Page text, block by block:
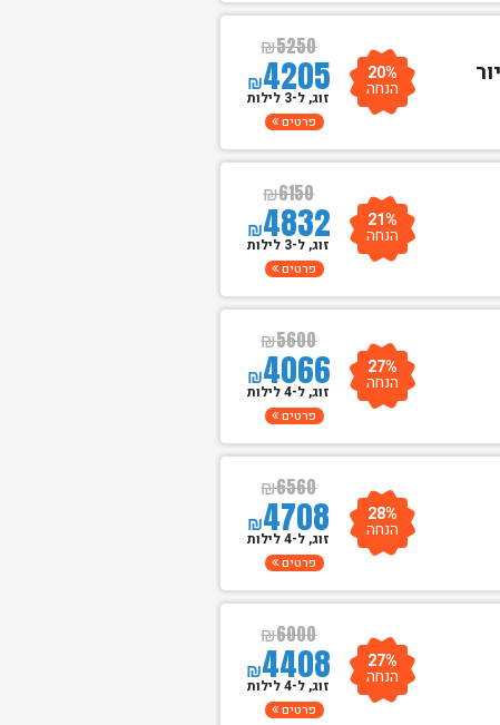
₪5250
₪4205 20%
הנחה זוג, ל-3 לילות
פרטים
₪6150
₪4832 21%
הנחה זוג, ל-3 לילות
פרטים
₪5600
₪4066 27%
הנחה זוג, ל-4 לילות
פרטים
₪6560
₪4708 28%
הנחה זוג, ל-4 לילות
פרטים
₪6000
₪4408 27%
הנחה זוג, ל-4 לילות
פרטים